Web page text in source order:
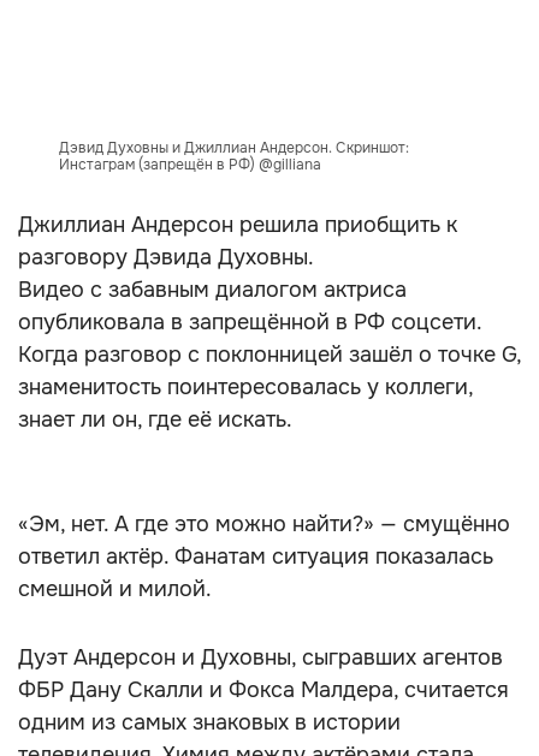
Дэвид Духовны и Джиллиан Андерсон. Скриншот:
Инстаграм (запрещён в РФ) @gilliana
Джиллиан Андерсон решила приобщить к
разговору Дэвида Духовны.
Видео с забавным диалогом актриса
опубликовала в запрещённой в РФ соцсети.
Когда разговор с поклонницей зашёл о точке G,
знаменитость поинтересовалась у коллеги,
знает ли он, где её искать.
«Эм, нет. А где это можно найти?» — смущённо
ответил актёр. Фанатам ситуация показалась
смешной и милой.
Дуэт Андерсон и Духовны, сыгравших агентов
ФБР Дану Скалли и Фокса Малдера, считается
одним из самых знаковых в истории